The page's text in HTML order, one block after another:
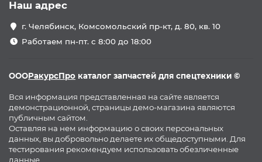
Наш адрес
г. Челябинск, Комсомольский пр-кт, д. 80, кв. 10
Работаем пн-пт. с 8:00 до 18:00
ОООРакурсПро каталог запчастей для спецтехники ©
Вся информация представленная на сайте является
демонстрационной, страницы демо-магазина являются
публичным сайтом.
Оставляя на нем информацию о своих персональных
данных, вы добровольно делаете их общедоступными. Для
тестирования рекомендуем использовать обезличенные
данные.